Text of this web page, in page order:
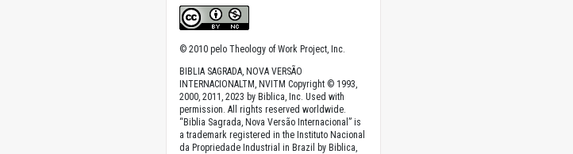
© 2010 pelo Theology of Work Project, Inc.
BIBLIA SAGRADA, NOVA VERSÃO
INTERNACIONALTM, NVITM Copyright © 1993,
2000, 2011, 2023 by Biblica, Inc. Used with
permission. All rights reserved worldwide.
“Biblia Sagrada, Nova Versão Internacional” is
a trademark registered in the Instituto Nacional
da Propriedade Industrial in Brazil by Biblica,